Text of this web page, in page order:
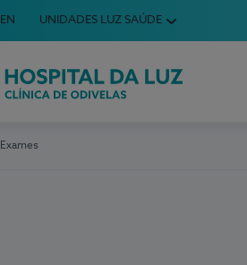
o seu idioma
em Português
English Language
EN UNIDADES LUZ SAÚDE
da Luz Clínica de Odivelas
Exames